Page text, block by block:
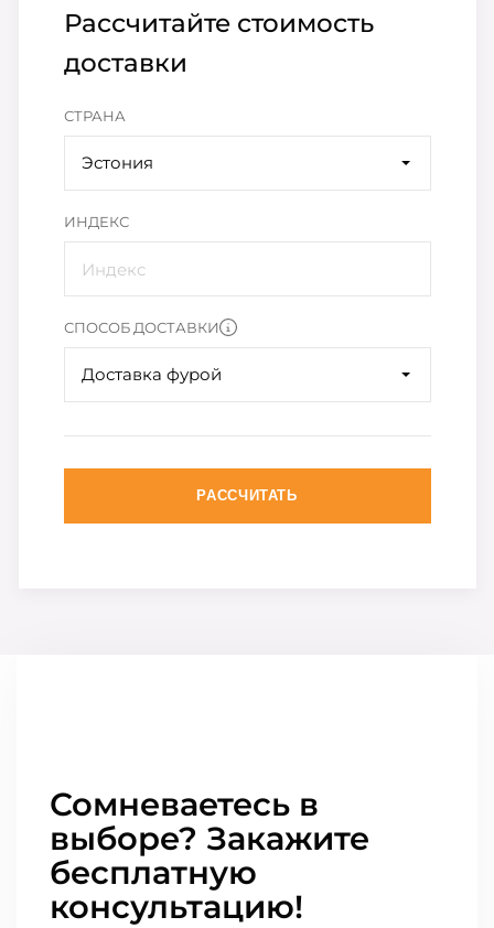
Рассчитайте стоимость
доставки
СТРАНА
Эстония
ИНДЕКС
СПОСОБ ДОСТАВКИ
Доставка фурой
РАССЧИТАТЬ
Сомневаетесь в
выборе? Закажите
бесплатную
консультацию!